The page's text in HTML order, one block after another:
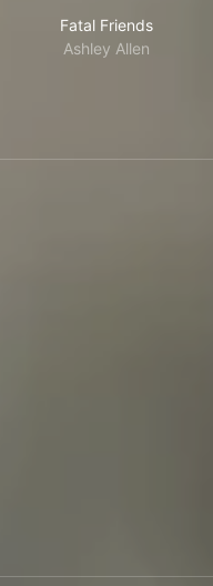
Fatal Friends
Ashley Allen